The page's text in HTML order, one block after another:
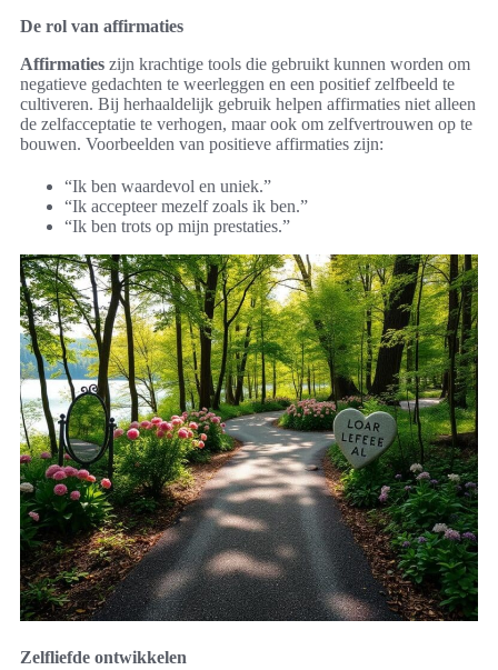
De rol van affirmaties
Affirmaties zijn krachtige tools die gebruikt kunnen worden om
negatieve gedachten te weerleggen en een positief zelfbeeld te
cultiveren. Bij herhaaldelijk gebruik helpen affirmaties niet alleen
de zelfacceptatie te verhogen, maar ook om zelfvertrouwen op te
bouwen. Voorbeelden van positieve affirmaties zijn:
“Ik ben waardevol en uniek.”
“Ik accepteer mezelf zoals ik ben.”
“Ik ben trots op mijn prestaties.”
Zelfliefde ontwikkelen